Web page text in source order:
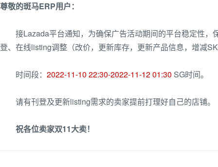
尊敬的斑马ERP用户：
接Lazada平台通知，为确保广告活动期间的平台稳定性，
登、在线listing调整（改价，更新库存，更新产品信息，增减
时间段： 2022-11-10 22:30-2022-11-12 01:30 SG时间。
请有刊登及更新listing需求的卖家提前打理好自己的店铺。
祝各位卖家双11大卖！